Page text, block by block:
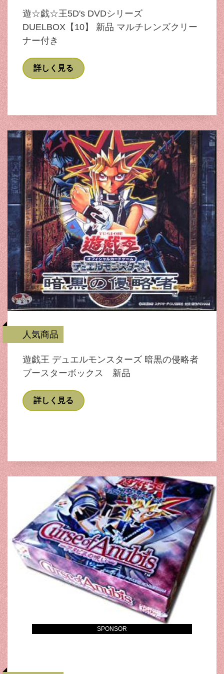
遊☆戯☆王5D's DVDシリーズ
DUELBOX【10】 新品 マルチレンズクリー
ナー付き
詳しく見る
人気商品
遊戯王 デュエルモンスターズ 暗黒の侵略者
ブースターボックス 新品
詳しく見る
SPONSOR